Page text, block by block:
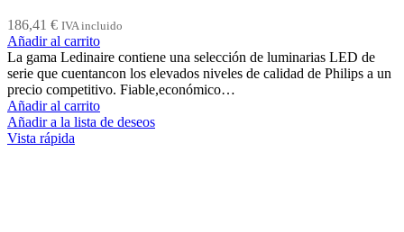
186,41 € IVA incluido
Añadir al carrito
La gama Ledinaire contiene una selección de luminarias LED de
serie que cuentancon los elevados niveles de calidad de Philips a un
precio competitivo. Fiable,económico…
Añadir al carrito
Añadir a la lista de deseos
Vista rápida